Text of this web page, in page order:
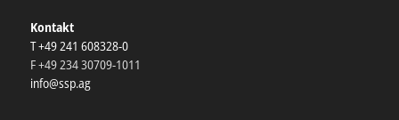
Kontakt
T +49 241 608328-0
F +49 234 30709-1011
info@ssp.ag